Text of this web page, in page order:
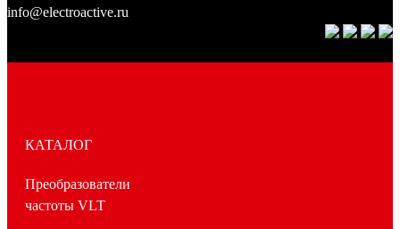
info@electroactive.ru
КАТАЛОГ
Преобразователи
частоты VLT